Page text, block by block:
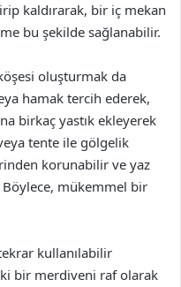
kaldırarak, bir iç mekan
bu şekilde sağlanabilir.
oluşturmak da
hamak tercih ederek,
birkaç yastık ekleyerek
tente ile gölgelik
korunabilir ve yaz
Böylece, mükemmel bir
kullanılabilir
bir merdiveni raf olarak